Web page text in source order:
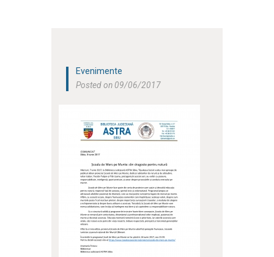
Evenimente
Posted on 09/06/2017